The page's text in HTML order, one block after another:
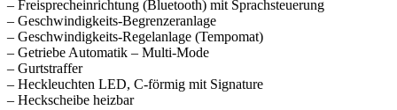
– Freisprecheinrichtung (Bluetooth) mit Sprachsteuerung
– Geschwindigkeits-Begrenzeranlage
– Geschwindigkeits-Regelanlage (Tempomat)
– Getriebe Automatik – Multi-Mode
– Gurtstraffer
– Heckleuchten LED, C-förmig mit Signature
– Heckscheibe heizbar